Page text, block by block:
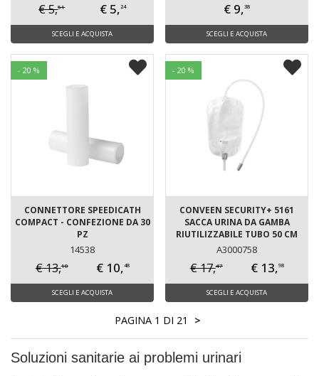
€ 5,51 € 5,24
SCEGLI E ACQUISTA
€ 9,38
SCEGLI E ACQUISTA
- 20 %
CONNETTORE SPEEDICATH
COMPACT - CONFEZIONE DA 30
PZ
14538
€ 13,10 € 10,48
SCEGLI E ACQUISTA
- 20 %
CONVEEN SECURITY+ 5161
SACCA URINA DA GAMBA
RIUTILIZZABILE TUBO 50 CM
A3000758
€ 17,47 € 13,98
SCEGLI E ACQUISTA
PAGINA 1 DI 21 >
Soluzioni sanitarie ai problemi urinari